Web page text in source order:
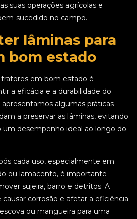
suas operações agrícolas e
sucedido no campo.
lâminas para
bom estado
tratores em bom estado é
a eficácia e a durabilidade do
algumas práticas
a preservar as lâminas, evitando
um desempenho ideal ao longo do
cada uso, especialmente em
ou lamacento, é importante
sujeira, barro e detritos. A
corrosão e afetar a eficiência
ou mangueira para uma